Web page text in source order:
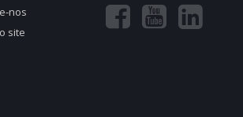
nos
site